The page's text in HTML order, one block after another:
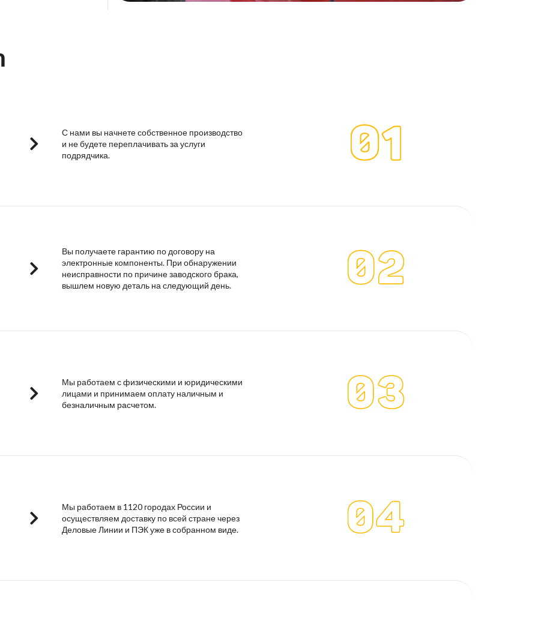
С нами вы начнете собственное производство
и не будете переплачивать за услуги
подрядчика.
Вы получаете гарантию по договору на
электронные компоненты. При обнаружении
неисправности по причине заводского брака,
вышлем новую деталь на следующий день.
Мы работаем с физическими и юридическими
лицами и принимаем оплату наличным и
безналичным расчетом.
Мы работаем в 1120 городах России и
осуществляем доставку по всей стране через
Деловые Линии и ПЭК уже в собранном виде.